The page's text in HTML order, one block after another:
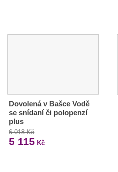
Dovolená v Bašce Vodě
se snídaní či polopenzí
plus
6 018 Kč
5 115 Kč